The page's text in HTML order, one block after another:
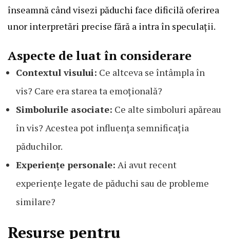
înseamnă când visezi păduchi face dificilă oferirea
unor interpretări precise fără a intra în speculații.
Aspecte de luat în considerare
Contextul visului: Ce altceva se întâmpla în
vis? Care era starea ta emoțională?
Simbolurile asociate: Ce alte simboluri apăreau
în vis? Acestea pot influența semnificația
păduchilor.
Experiențe personale: Ai avut recent
experiențe legate de păduchi sau de probleme
similare?
Resurse pentru